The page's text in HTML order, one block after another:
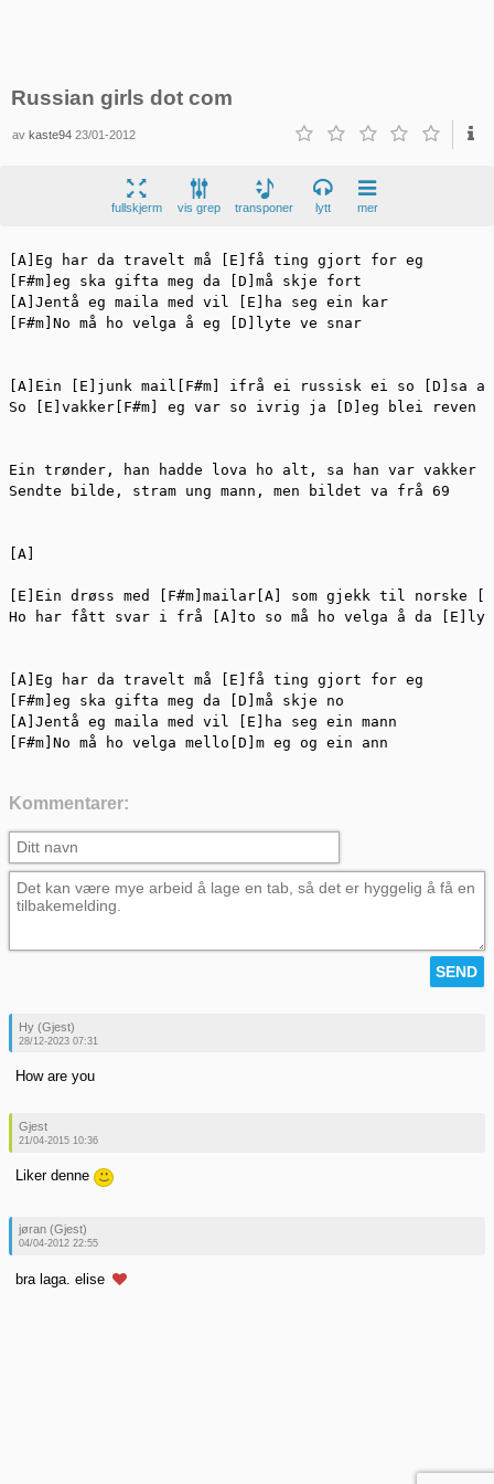
Russian girls dot com
avkaste94 23/01-2012
fullskjerm vis grep transponer lytt mer
[A]Eg har da travelt må [E]få ting gjort for eg
[F#m]eg ska gifta meg da [D]må skje fort
[A]Jentå eg maila med vil [E]ha seg ein kar
[F#m]No må ho velga å eg [D]lyte ve snar
[A]Ein [E]junk mail[F#m] ifrå ei russisk ei so [D]sa
So [E]vakker[F#m] eg var so ivrig ja [D]eg blei reven
Ein trønder, han hadde lova ho alt, sa han var vakker
Sendte bilde, stram ung mann, men bildet va frå 69
[A]
[E]Ein drøss med [F#m]mailar[A] som gjekk til norske
Ho har fått svar i frå [A]to so må ho velga å da
[A]Eg har da travelt må [E]få ting gjort for eg
[F#m]eg ska gifta meg da [D]må skje no
[A]Jentå eg maila med vil [E]ha seg ein mann
[F#m]No må ho velga mello[D]m eg og ein ann
Kommentarer:
Hy (Gjest)
28/12-2023 07:31
How are you
Gjest
21/04-2015 10:36
Liker denne
jøran (Gjest)
04/04-2012 22:55
bra laga. elise